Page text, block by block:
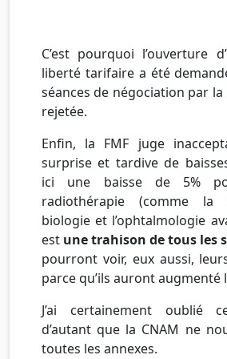
C’est pourquoi l’ouverture
liberté tarifaire a été
séances de négociation par la
rejetée.
Enfin, la FMF juge
surprise et tardive de
ici une baisse de 5%
radiothérapie (comme la
biologie et l’ophtalmologie
est une trahison de tous les
pourront voir, eux aussi,
parce qu’ils auront augmenté
J’ai certainement oublié
d’autant que la CNAM ne
toutes les annexes.